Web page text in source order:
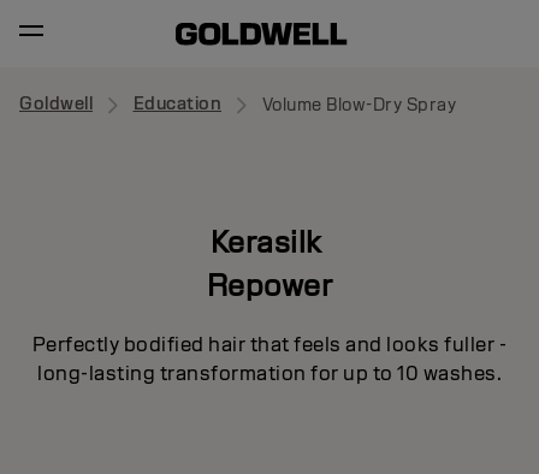
Goldwell Education Volume Blow-Dry Spray
Kerasilk
Repower
Perfectly bodified hair that feels and looks fuller -
long-lasting transformation for up to 10 washes.